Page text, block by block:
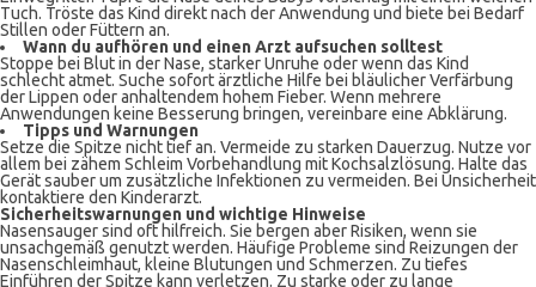
Tuch. Tröste das Kind direkt nach der Anwendung und biete bei Bedarf
Stillen oder Füttern an.
Wann du aufhören und einen Arzt aufsuchen solltest
Stoppe bei Blut in der Nase, starker Unruhe oder wenn das Kind
schlecht atmet. Suche sofort ärztliche Hilfe bei bläulicher Verfärbung
der Lippen oder anhaltendem hohem Fieber. Wenn mehrere
Anwendungen keine Besserung bringen, vereinbare eine Abklärung.
Tipps und Warnungen
Setze die Spitze nicht tief an. Vermeide zu starken Dauerzug. Nutze vor
allem bei zähem Schleim Vorbehandlung mit Kochsalzlösung. Halte das
Gerät sauber um zusätzliche Infektionen zu vermeiden. Bei Unsicherheit
kontaktiere den Kinderarzt.
Sicherheitswarnungen und wichtige Hinweise
Nasensauger sind oft hilfreich. Sie bergen aber Risiken, wenn sie
unsachgemäß genutzt werden. Häufige Probleme sind Reizungen der
Nasenschleimhaut, kleine Blutungen und Schmerzen. Zu tiefes
Einführen der Spitze kann verletzen. Zu starke oder zu lange